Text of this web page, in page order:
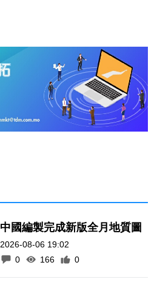
中國編製完成新版全月地質圖
2026-08-06 19:02
0
166 0